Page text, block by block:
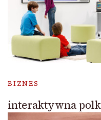
BIZNES
interaktywna